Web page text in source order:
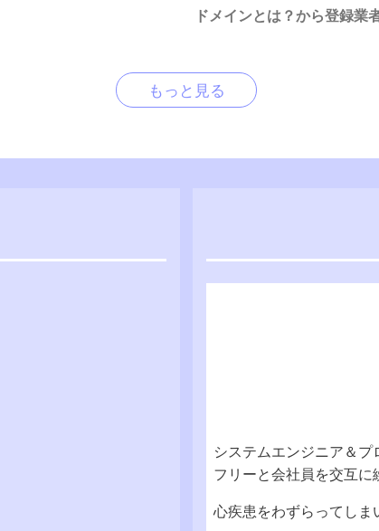
ドメインとは？から登録業
もっと見る
システムエンジニア＆
フリーと会社員を交互に
心疾患をわずらってしま